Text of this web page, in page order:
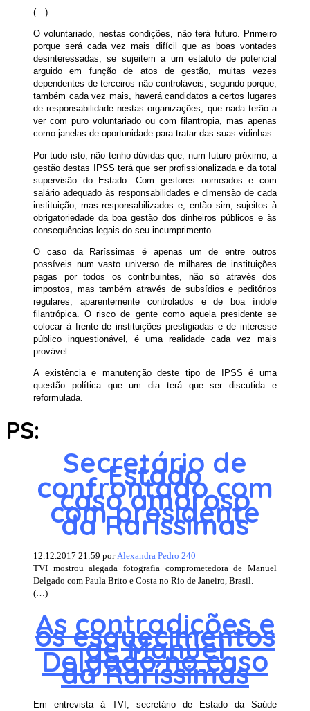
(…)
O voluntariado, nestas condições, não terá futuro. Primeiro
porque será cada vez mais difícil que as boas vontades
desinteressadas, se sujeitem a um estatuto de potencial
arguido em função de atos de gestão, muitas vezes
dependentes de terceiros não controláveis; segundo porque,
também cada vez mais, haverá candidatos a certos lugares
de responsabilidade nestas organizações, que nada terão a
ver com puro voluntariado ou com filantropia, mas apenas
como janelas de oportunidade para tratar das suas vidinhas.
Por tudo isto, não tenho dúvidas que, num futuro próximo, a
gestão destas IPSS terá que ser profissionalizada e da total
supervisão do Estado. Com gestores nomeados e com
salário adequado às responsabilidades e dimensão de cada
instituição, mas responsabilizados e, então sim, sujeitos à
obrigatoriedade da boa gestão dos dinheiros públicos e às
consequências legais do seu incumprimento.
O caso da Raríssimas é apenas um de entre outros
possíveis num vasto universo de milhares de instituições
pagas por todos os contribuintes, não só através dos
impostos, mas também através de subsídios e peditórios
regulares, aparentemente controlados e de boa índole
filantrópica. O risco de gente como aquela presidente se
colocar à frente de instituições prestigiadas e de interesse
público inquestionável, é uma realidade cada vez mais
provável.
A existência e manutenção deste tipo de IPSS é uma
questão política que um dia terá que ser discutida e
reformulada.
PS:
Secretário de
Estado
confrontado com
caso amoroso
com presidente
da Raríssimas
12.12.2017 21:59 por Alexandra Pedro 240
TVI mostrou alegada fotografia comprometedora de Manuel
Delgado com Paula Brito e Costa no Rio de Janeiro, Brasil.
(…)
As contradições e
os esquecimentos
de Manuel
Delgado no caso
da Raríssimas
Em entrevista à TVI, secretário de Estado da Saúde